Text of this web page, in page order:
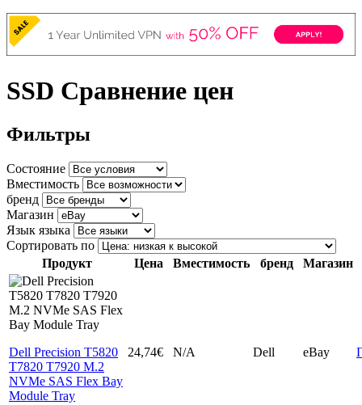
SSD Сравнение цен
Фильтры
Состояние
Вместимость
бренд
Магазин
Язык языка
Сортировать по
Продукт
Цена Вместимость бренд Магазин
Dell Precision T5820
T7820 T7920 M.2
NVMe SAS Flex Bay
Module Tray
24,74€ N/A Dell eBay